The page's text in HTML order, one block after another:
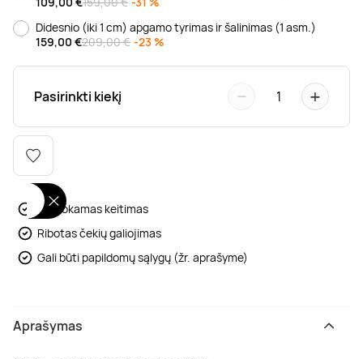
Poilsis dvaruose ir pilyse
Masažų kompleksai
Kitos vandens pramogos
Didesnio (iki 1 cm) apgamo tyrimas ir šalinimas (1 asm.)
159,00 €209,00 € -23 %
Pasirinkti kiekį − 1 +
Nemokamas keitimas
Ribotas čekių galiojimas
Gali būti papildomų sąlygų (žr. aprašyme)
Aprašymas